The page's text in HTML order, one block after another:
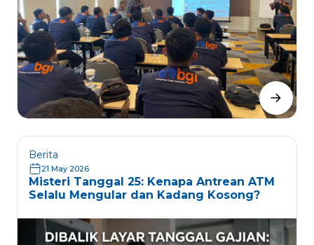
Berita
21 May 2026
Misteri Tanggal 25: Kenapa Antrean ATM
Selalu Mengular dan Kadang Kosong?